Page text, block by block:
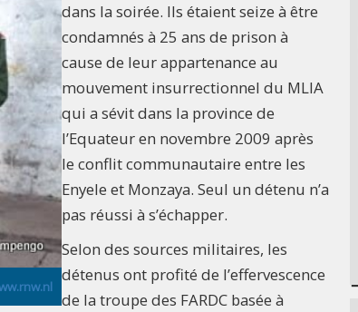
dans la soirée. Ils étaient seize à être
condamnés à 25 ans de prison à
cause de leur appartenance au
mouvement insurrectionnel du MLIA
qui a sévit dans la province de
l’Equateur en novembre 2009 après
le conflit communautaire entre les
Enyele et Monzaya. Seul un détenu n’a
pas réussi à s’échapper.
Selon des sources militaires, les
détenus ont profité de l’effervescence
de la troupe des FARDC basée à